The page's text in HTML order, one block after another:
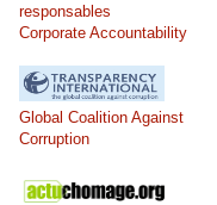
responsables
Corporate Accountability
Global Coalition Against
Corruption